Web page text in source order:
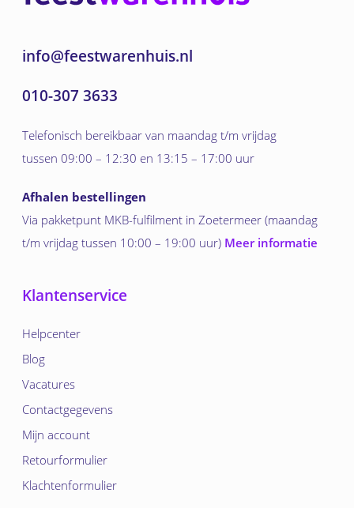
info@feestwarenhuis.nl
010-307 3633
Telefonisch bereikbaar van maandag t/m vrijdag
tussen 09:00 – 12:30 en 13:15 – 17:00 uur
Afhalen bestellingen
Via pakketpunt MKB-fulfilment in Zoetermeer (maandag
t/m vrijdag tussen 10:00 – 19:00 uur) Meer informatie
Klantenservice
Helpcenter
Blog
Vacatures
Contactgegevens
Mijn account
Retourformulier
Klachtenformulier